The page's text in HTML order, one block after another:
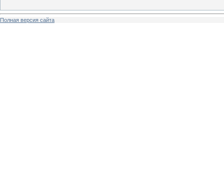
Полная версия сайта